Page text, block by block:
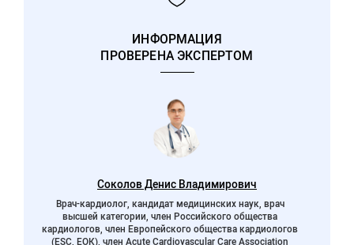
ИНФОРМАЦИЯ
ПРОВЕРЕНА ЭКСПЕРТОМ
Соколов Денис Владимирович
Врач-кардиолог, кандидат медицинских наук, врач
высшей категории, член Российского общества
кардиологов, член Европейского общества кардиологов
(ESC, ЕОК), член Acute Cardiovascular Care Association